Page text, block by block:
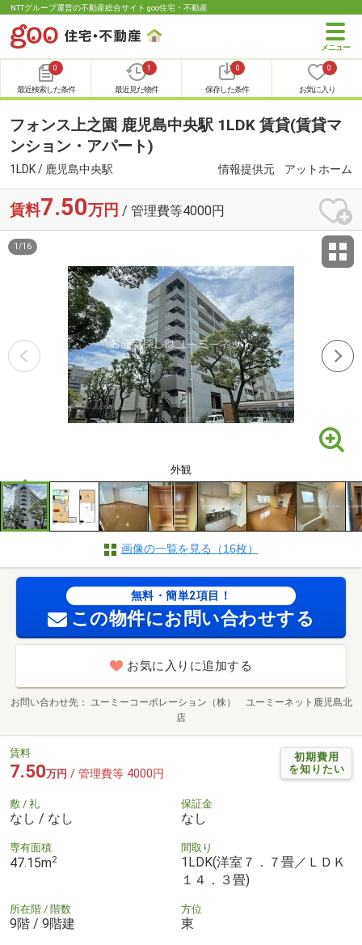
NTTグループ運営の不動産総合サイト goo住宅・不動産
0
最近検索した条件
1
最近見た物件
0
保存した条件
0
お気に入り
フォンス上之園 鹿児島中央駅 1LDK 賃貸(賃貸マ
ンション・アパート)
1LDK / 鹿児島中央駅 情報提供元 アットホーム
賃料7.50万円 / 管理費等4000円
外観
1 /16
画像の一覧を見る（16枚）
無料・簡単2項目！
この物件にお問い合わせする
お気に入りに追加する
お問い合わせ先
ユーミーコーポレーション（株） ユーミーネット鹿児島北
店
初期費用
を知りたい
賃料
7.50万円 / 管理費等 4000円
敷 / 礼
なし / なし
保証金
なし
専有面積
47.15m2
間取り
1LDK(洋室７．７畳／ＬＤＫ
１４．３畳)
所在階 / 階数
9階 / 9階建
方位
東